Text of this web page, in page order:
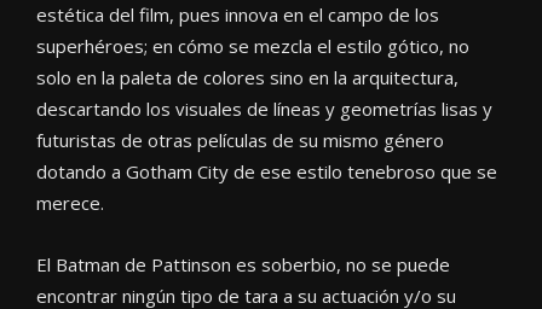
estética del film, pues innova en el campo de los
superhéroes; en cómo se mezcla el estilo gótico, no
solo en la paleta de colores sino en la arquitectura,
descartando los visuales de líneas y geometrías lisas y
futuristas de otras películas de su mismo género
dotando a Gotham City de ese estilo tenebroso que se
merece.
El Batman de Pattinson es soberbio, no se puede
encontrar ningún tipo de tara a su actuación y/o su